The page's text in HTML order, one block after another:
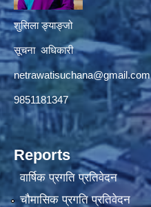
शुसिला ङ्याङ्जो
सूचना अधिकारी
netrawatisuchana@gmail.com
9851181347
Reports
वार्षिक प्रगति प्रतिवेदन
चौमासिक प्रगति प्रतिवेदन